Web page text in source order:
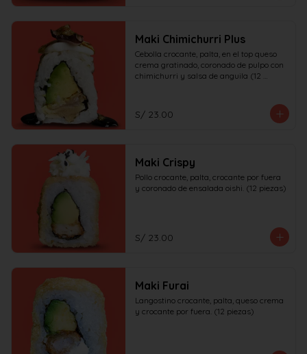
Maki Chimichurri Plus
Cebolla crocante, palta, en el top queso
crema gratinado, coronado de pulpo con
chimichurri y salsa de anguila (12
S/ 23.00
Maki Crispy
Pollo crocante, palta, crocante por fuera
y coronado de ensalada oishi. (12 piezas)
S/ 23.00
Maki Furai
Langostino crocante, palta, queso crema
y crocante por fuera. (12 piezas)